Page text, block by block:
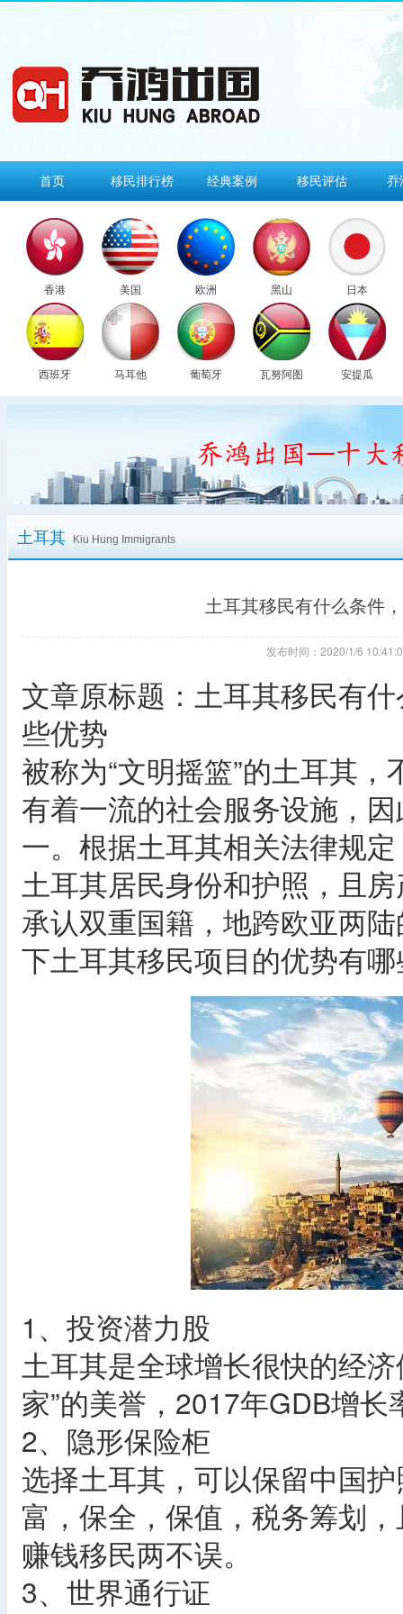
首页 移民排行榜 经典案例 移民评估 乔
香港 美国 欧洲 黑山 日本
西班牙 马耳他 葡萄牙 瓦努阿图 安提瓜
土耳其 Kiu Hung Immigrants
土耳其移民有什么条件
发布时间：2020/1/6
文章原标题：土耳其移民有
些优势
被称为“文明摇篮”的土耳其
有着一流的社会服务设施，
一。根据土耳其相关法律规
土耳其居民身份和护照，且
承认双重国籍，地跨欧亚两
下土耳其移民项目的优势有
1、投资潜力股
土耳其是全球增长很快的经
家”的美誉，2017年GDB增
2、隐形保险柜
选择土耳其，可以保留中国
富，保全，保值，税务筹划
赚钱移民两不误。
3、世界通行证